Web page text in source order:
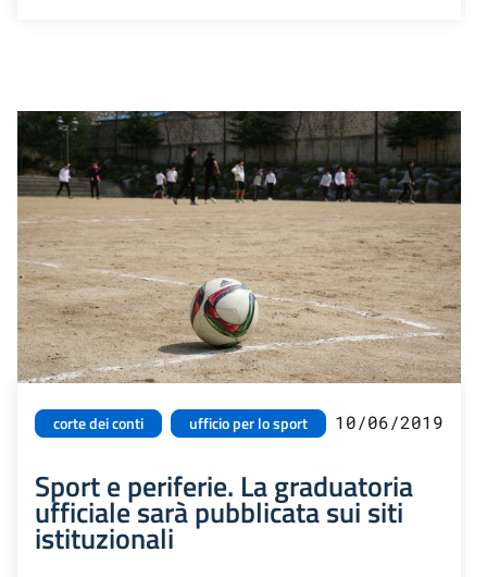
corte dei conti ufficio per lo sport 10/06/2019
Sport e periferie. La graduatoria
ufficiale sarà pubblicata sui siti
istituzionali